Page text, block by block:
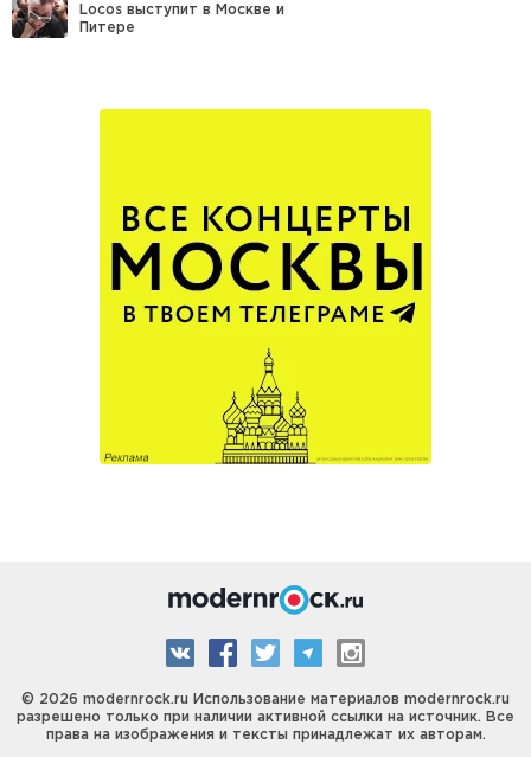
Locos выступит в Москве и
Питере
© 2026 modernrock.ru Использование материалов modernrock.ru
разрешено только при наличии активной ссылки на источник. Все
права на изображения и тексты принадлежат их авторам.